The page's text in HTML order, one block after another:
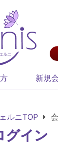
新規
ルニTOP
グイン